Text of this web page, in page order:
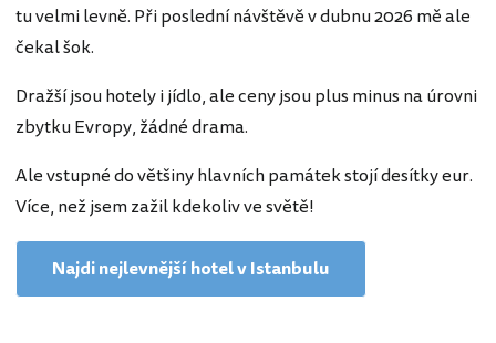
tu velmi levně. Při poslední návštěvě v dubnu 2026 mě ale
čekal šok.
Dražší jsou hotely i jídlo, ale ceny jsou plus minus na úrovni
zbytku Evropy, žádné drama.
Ale vstupné do většiny hlavních památek stojí desítky eur.
Více, než jsem zažil kdekoliv ve světě!
Najdi nejlevnější hotel v Istanbulu